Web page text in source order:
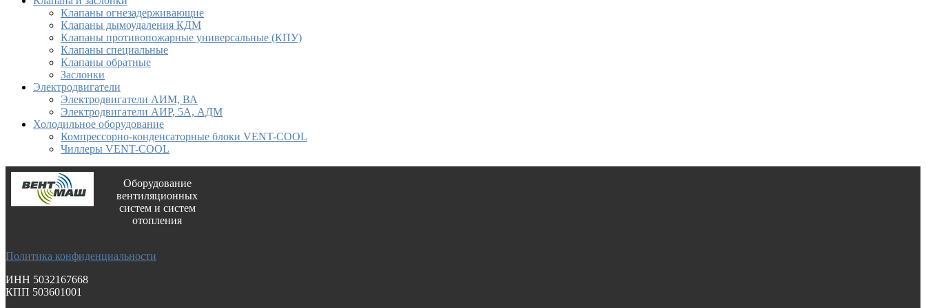
Клапаны огнезадерживающие
Клапаны дымоудаления КДМ
Клапаны противопожарные универсальные (КПУ)
Клапаны специальные
Клапаны обратные
Заслонки
Электродвигатели
Электродвигатели АИМ, ВА
Электродвигатели АИР, 5А, АДМ
Холодильное оборудование
Компрессорно-конденсаторные блоки VENT-COOL
Чиллеры VENT-COOL
Оборудование
вентиляционных
систем и систем
отопления
Политика конфиденциальности
ИНН 5032167668
КПП 503601001